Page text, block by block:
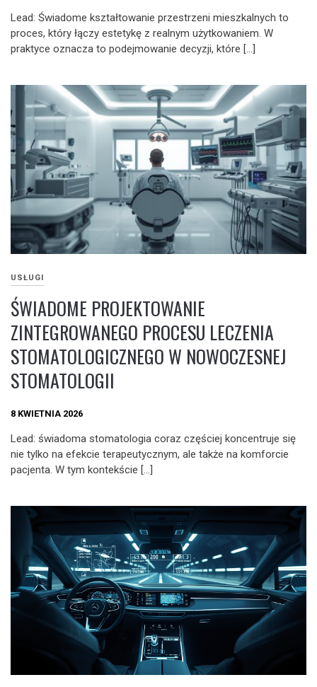
Lead: Świadome kształtowanie przestrzeni mieszkalnych to
proces, który łączy estetykę z realnym użytkowaniem. W
praktyce oznacza to podejmowanie decyzji, które […]
USŁUGI
ŚWIADOME PROJEKTOWANIE
ZINTEGROWANEGO PROCESU LECZENIA
STOMATOLOGICZNEGO W NOWOCZESNEJ
STOMATOLOGII
8 KWIETNIA 2026
Lead: świadoma stomatologia coraz częściej koncentruje się
nie tylko na efekcie terapeutycznym, ale także na komforcie
pacjenta. W tym kontekście […]